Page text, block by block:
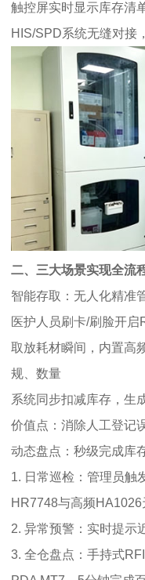
触控屏实时显示库存清
HIS/SPD系统无缝对接
二、三大场景实现全流
智能存取：无人化精准
医护人员刷卡/刷脸开启
取放耗材瞬间，内置高
规、数量
系统同步扣减库存，生
价值点：消除人工登记
动态盘点：秒级完成库
1. 日常巡检：管理员触
HR7748与高频
2. 异常预警：实时提示
3. 全仓盘点：手持式